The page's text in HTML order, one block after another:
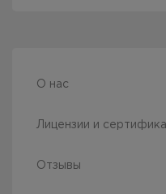
О нас
Лицензии и
Отзывы